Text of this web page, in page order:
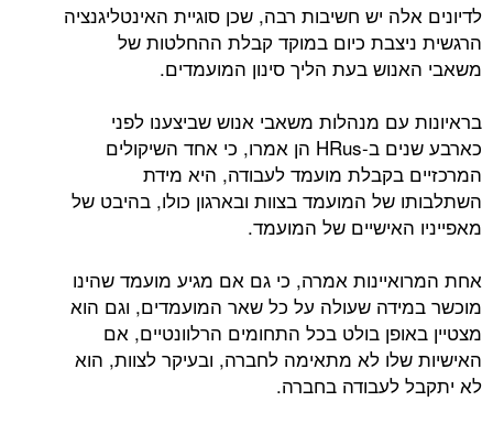
לדיונים אלה יש חשיבות רבה, שכן סוגיית האינטליגנציה
הרגשית ניצבת כיום במוקד קבלת ההחלטות של
משאבי האנוש בעת הליך סינון המועמדים.
בראיונות עם מנהלות משאבי אנוש שביצענו לפני
כארבע שנים ב-HRus הן אמרו, כי אחד השיקולים
המרכזיים בקבלת מועמד לעבודה, היא מידת
השתלבותו של המועמד בצוות ובארגון כולו, בהיבט של
מאפייניו האישיים של המועמד.
אחת המרואיינות אמרה, כי גם אם מגיע מועמד שהינו
מוכשר במידה שעולה על כל שאר המועמדים, וגם הוא
מצטיין באופן בולט בכל התחומים הרלוונטיים, אם
האישיות שלו לא מתאימה לחברה, ובעיקר לצוות, הוא
לא יתקבל לעבודה בחברה.